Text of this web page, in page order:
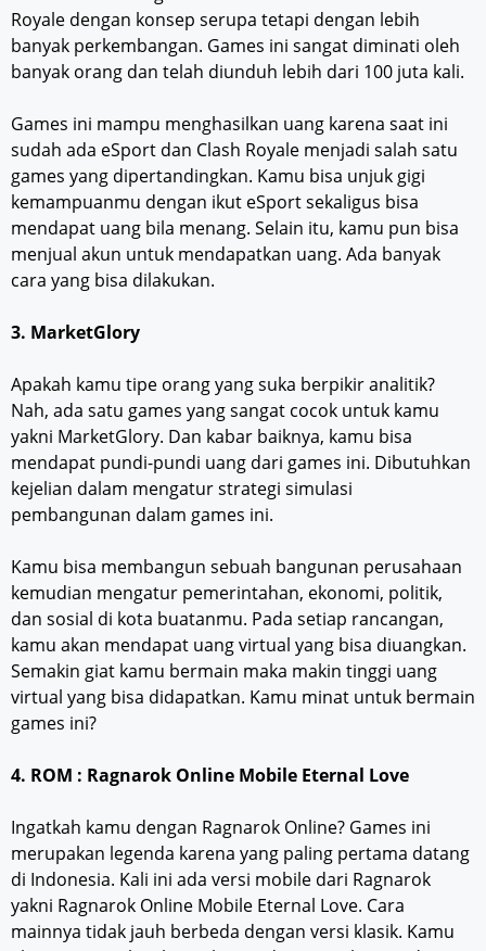
Royale dengan konsep serupa tetapi dengan lebih
banyak perkembangan. Games ini sangat diminati oleh
banyak orang dan telah diunduh lebih dari 100 juta kali.
Games ini mampu menghasilkan uang karena saat ini
sudah ada eSport dan Clash Royale menjadi salah satu
games yang dipertandingkan. Kamu bisa unjuk gigi
kemampuanmu dengan ikut eSport sekaligus bisa
mendapat uang bila menang. Selain itu, kamu pun bisa
menjual akun untuk mendapatkan uang. Ada banyak
cara yang bisa dilakukan.
3. MarketGlory
Apakah kamu tipe orang yang suka berpikir analitik?
Nah, ada satu games yang sangat cocok untuk kamu
yakni MarketGlory. Dan kabar baiknya, kamu bisa
mendapat pundi-pundi uang dari games ini. Dibutuhkan
kejelian dalam mengatur strategi simulasi
pembangunan dalam games ini.
Kamu bisa membangun sebuah bangunan perusahaan
kemudian mengatur pemerintahan, ekonomi, politik,
dan sosial di kota buatanmu. Pada setiap rancangan,
kamu akan mendapat uang virtual yang bisa diuangkan.
Semakin giat kamu bermain maka makin tinggi uang
virtual yang bisa didapatkan. Kamu minat untuk bermain
games ini?
4. ROM : Ragnarok Online Mobile Eternal Love
Ingatkah kamu dengan Ragnarok Online? Games ini
merupakan legenda karena yang paling pertama datang
di Indonesia. Kali ini ada versi mobile dari Ragnarok
yakni Ragnarok Online Mobile Eternal Love. Cara
mainnya tidak jauh berbeda dengan versi klasik. Kamu